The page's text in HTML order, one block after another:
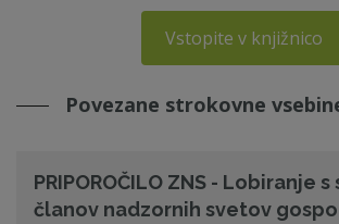
Vstopite v knjižnico
Povezane strokovne
PRIPOROČILO ZNS - Lobiranje
članov nadzornih svetov